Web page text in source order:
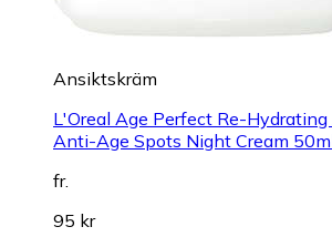
Ansiktskräm
L'Oreal Age Perfect Re-
Anti-Age Spots Night Cream
fr.
95 kr